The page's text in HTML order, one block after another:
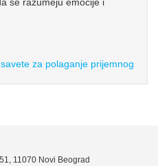
za polaganje prijemnog
11070 Novi Beograd